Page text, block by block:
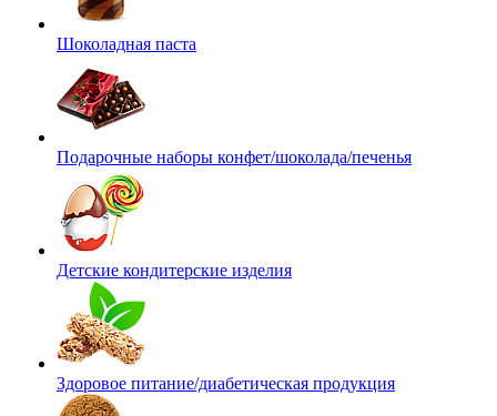
Шоколадная паста
Подарочные наборы конфет/шоколада/печенья
Детские кондитерские изделия
Здоровое питание/диабетическая продукция